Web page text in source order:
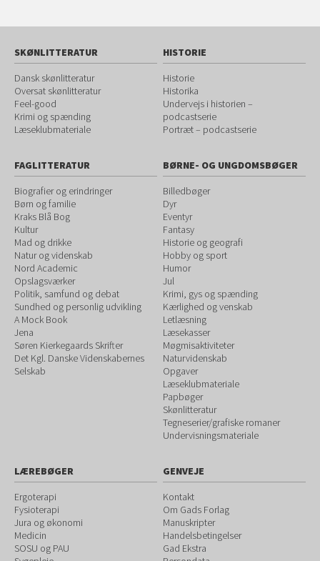
SKØNLITTERATUR
Dansk skønlitteratur
Oversat skønlitteratur
Feel-good
Krimi og spænding
Læseklubmateriale
HISTORIE
Historie
Historika
Undervejs i historien –
podcastserie
Portræt – podcastserie
FAGLITTERATUR
Biografier og erindringer
Børn og familie
Kraks Blå Bog
Kultur
Mad og drikke
Natur og videnskab
Nord Academic
Opslagsværker
Politik, samfund og debat
Sundhed og personlig udvikling
A Mock Book
Jena
Søren Kierkegaards Skrifter
Det Kgl. Danske Videnskabernes
Selskab
BØRNE- OG UNGDOMSBØGER
Billedbøger
Dyr
Eventyr
Fantasy
Historie og geografi
Hobby og sport
Humor
Jul
Krimi, gys og spænding
Kærlighed og venskab
Letlæsning
Læsekasser
Møgmisaktiviteter
Naturvidenskab
Opgaver
Læseklubmateriale
Papbøger
Skønlitteratur
Tegneserier/grafiske romaner
Undervisningsmateriale
LÆREBØGER
Ergoterapi
Fysioterapi
Jura og økonomi
Medicin
SOSU og PAU
GENVEJE
Kontakt
Om Gads Forlag
Manuskripter
Handelsbetingelser
Gad Ekstra